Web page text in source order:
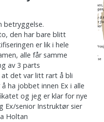
betryggelse.
den har bare blitt
er lik i hele
alle får samme
av 3 parts
at det var litt rart å bli
ha jobbet innen Ex i alle
og jeg er klar for nye
Ex/senior Instruktør sier
Holtan